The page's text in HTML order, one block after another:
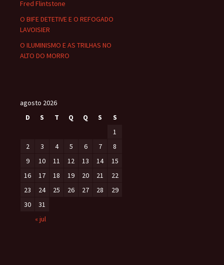
Fred Flintstone
O BIFE DETETIVE E O REFOGADO
LAVOISIER
O ILUMINISMO E AS TRILHAS NO
ALTO DO MORRO
agosto 2026
D
S T Q Q S
S
1
2
3 4 5 6 7
8
9
10 11 12 13 14
15
16
17 18 19 20 21
22
23
24 25 26 27 28
29
30
31
« jul